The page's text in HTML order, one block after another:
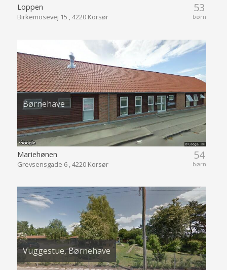
53
børn
Loppen
Birkemosevej 15 , 4220 Korsør
Børnehave
54
børn
Mariehønen
Grevsensgade 6 , 4220 Korsør
Vuggestue, Børnehave